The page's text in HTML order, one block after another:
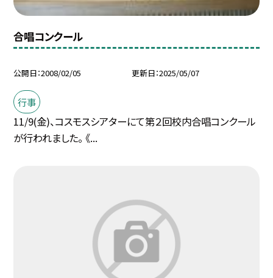
合唱コンクール
公開日 2008/02/05 更新日 2025/05/07
行事
11/9(金)、コスモスシアターにて第２回校内合唱コンクール
が行われました。 《...